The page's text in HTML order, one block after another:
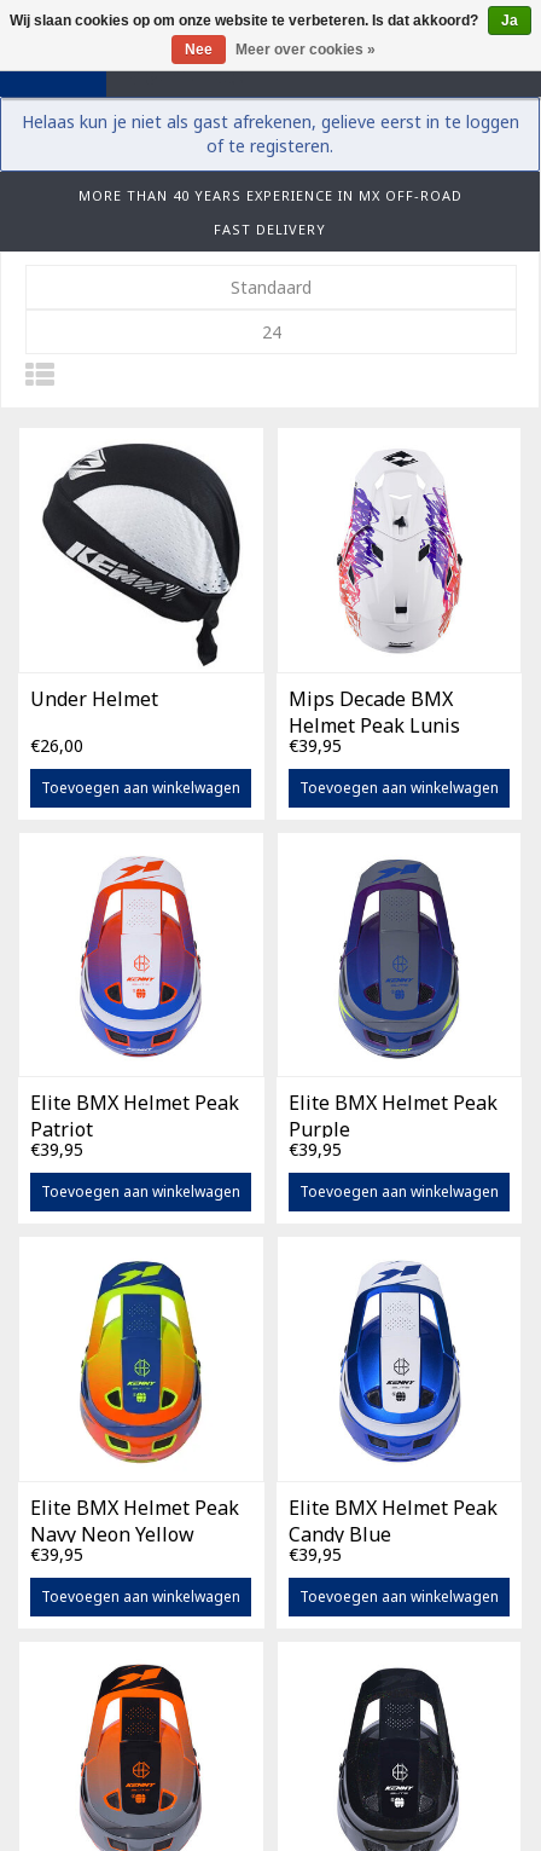
0
Helaas kun je niet als gast afrekenen, gelieve eerst in te loggen
of te registeren.
MORE THAN 40 YEARS EXPERIENCE IN MX OFF-ROAD
FAST DELIVERY
Standaard
24
Under Helmet
€26,00
Toevoegen aan winkelwagen
Mips Decade BMX
Helmet Peak Lunis
White
€39,95
Toevoegen aan winkelwagen
Elite BMX Helmet Peak
Patriot
€39,95
Toevoegen aan winkelwagen
Elite BMX Helmet Peak
Purple
€39,95
Toevoegen aan winkelwagen
Elite BMX Helmet Peak
Navy Neon Yellow
€39,95
Toevoegen aan winkelwagen
Elite BMX Helmet Peak
Candy Blue
€39,95
Toevoegen aan winkelwagen
Wij slaan cookies op om onze website te verbeteren. Is dat akkoord?
Ja
Nee
Meer over cookies »